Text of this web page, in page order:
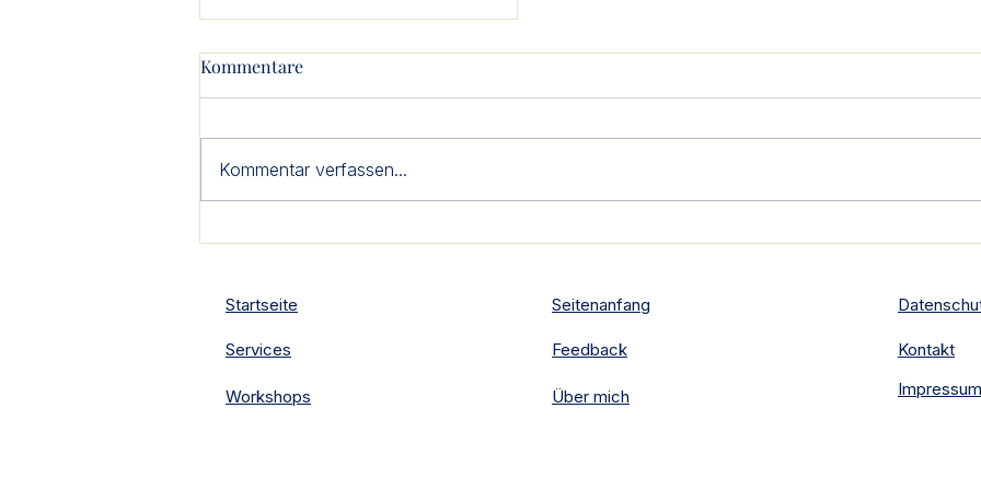
September.
Kommentare
Kommentar verfassen...
Startseite Seitenanfang
Services Feedback Kontakt
Workshops Über mich Impressum